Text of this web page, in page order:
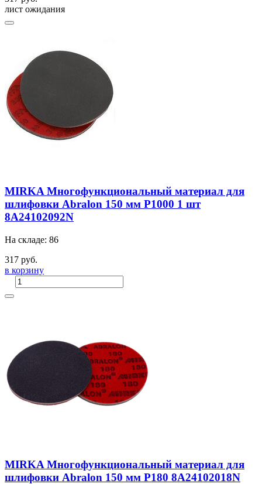
лист ожидания
MIRKA Многофункциональный материал для
шлифовки Abralon 150 мм P1000 1 шт
8A24102092N
На складе: 86
317 руб.
в корзину
MIRKA Многофункциональный материал для
шлифовки Abralon 150 мм P180 8A24102018N